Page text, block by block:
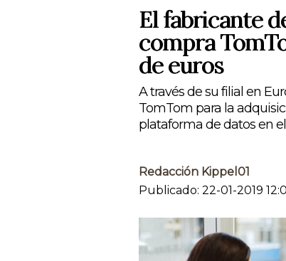
El fabricante
compra
de euros
A través de su filial en
TomTom para la
plataforma de datos en
Redacción Kippel01
Publicado: 22-01-2019